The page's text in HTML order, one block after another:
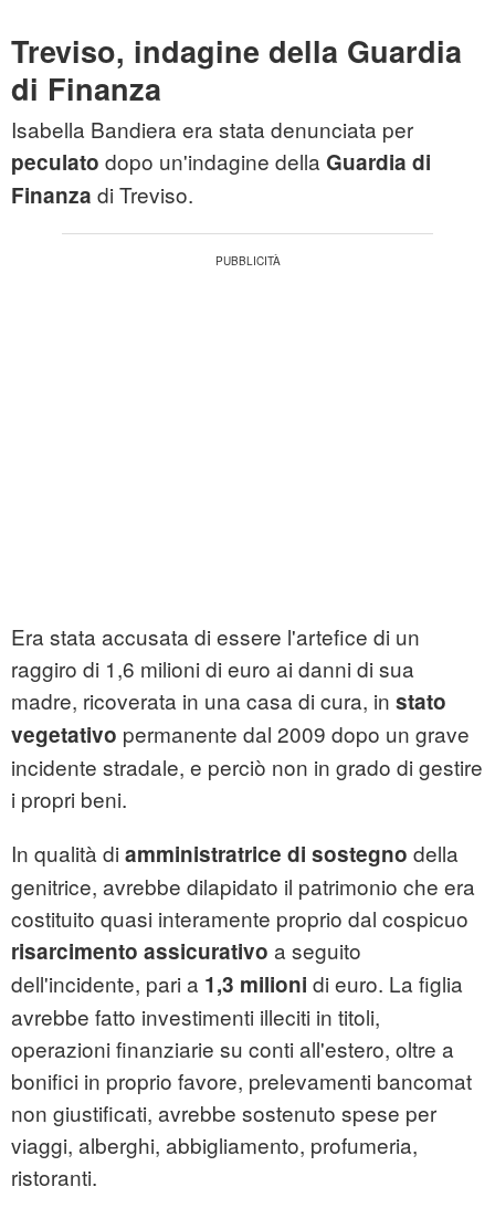
Treviso, indagine della Guardia
di Finanza
Isabella Bandiera era stata denunciata per
peculato dopo un'indagine della Guardia di
Finanza di Treviso.
Era stata accusata di essere l'artefice di un
raggiro di 1,6 milioni di euro ai danni di sua
madre, ricoverata in una casa di cura, in stato
vegetativo permanente dal 2009 dopo un grave
incidente stradale, e perciò non in grado di gestire
i propri beni.
In qualità di amministratrice di sostegno della
genitrice, avrebbe dilapidato il patrimonio che era
costituito quasi interamente proprio dal cospicuo
risarcimento assicurativo a seguito
dell'incidente, pari a 1,3 milioni di euro. La figlia
avrebbe fatto investimenti illeciti in titoli,
operazioni finanziarie su conti all'estero, oltre a
bonifici in proprio favore, prelevamenti bancomat
non giustificati, avrebbe sostenuto spese per
viaggi, alberghi, abbigliamento, profumeria,
ristoranti.